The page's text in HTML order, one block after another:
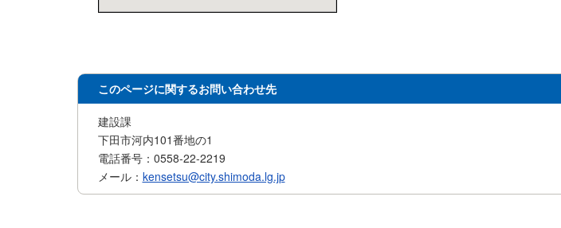
このページに関するお問い合わせ先
建設課
下田市河内101番地の1
電話番号：0558-22-2219
メール： kensetsu@city.shimoda.lg.jp